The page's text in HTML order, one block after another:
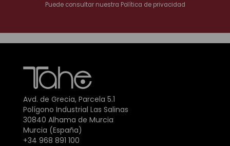
Puede consultar nuestra Política de privacidad
Avd. de Grecia, Parcela 5.1
Polígono Industrial Las Salinas
30840 Alhama de Murcia
Murcia (España)
+34 968 891 100